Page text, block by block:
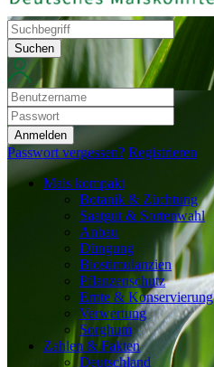
Suchen
Anmelden
Passwort vergessen? Registrieren
Mais kompakt
Botanik & Züchtung
Saatgut & Sortenwahl
Anbau
Düngung
Biostimulanzien
Pflanzenschutz
Ernte & Konservierung
Verwertung
Sorghum
Zahlen & Fakten
Deutschland